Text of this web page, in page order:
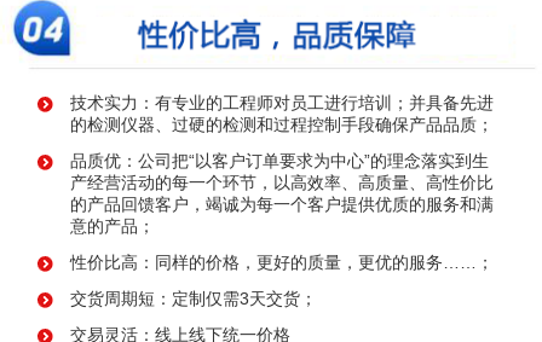
技术实力：有专业的工程师对员工进行培训；并具备先进
的检测仪器、过硬的检测和过程控制手段确保产品品质；
品质优：公司把“以客户订单要求为中心”的理念落实到生
产经营活动的每一个环节，以高效率、高质量、高性价比
的产品回馈客户，竭诚为每一个客户提供优质的服务和满
意的产品；
性价比高：同样的价格，更好的质量，更优的服务……；
交货周期短：定制仅需3天交货；
交易灵活：线上线下统一价格